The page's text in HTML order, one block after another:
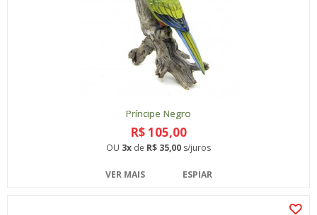
Príncipe Negro
R$ 105,00
OU 3x de R$ 35,00 s/juros
VER MAIS ESPIAR